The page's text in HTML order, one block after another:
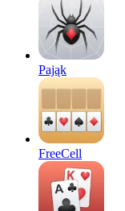
Pająk
FreeCell